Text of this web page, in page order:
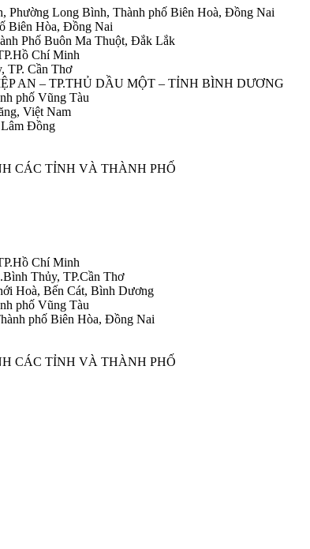
Phường Long Bình, Thành phố Biên Hoà, Đồng Nai
Biên Hòa, Đồng Nai
Phố Buôn Ma Thuột, Đắk Lắk
Chí Minh
TP. Cần Thơ
AN – TP.THỦ DẦU MỘT – TỈNH BÌNH DƯƠNG
phố Vũng Tàu
Việt Nam
Đồng
CÁC TỈNH VÀ THÀNH PHỐ
Chí Minh
Thủy, TP.Cần Thơ
Hoà, Bến Cát, Bình Dương
phố Vũng Tàu
phố Biên Hòa, Đồng Nai
CÁC TỈNH VÀ THÀNH PHỐ